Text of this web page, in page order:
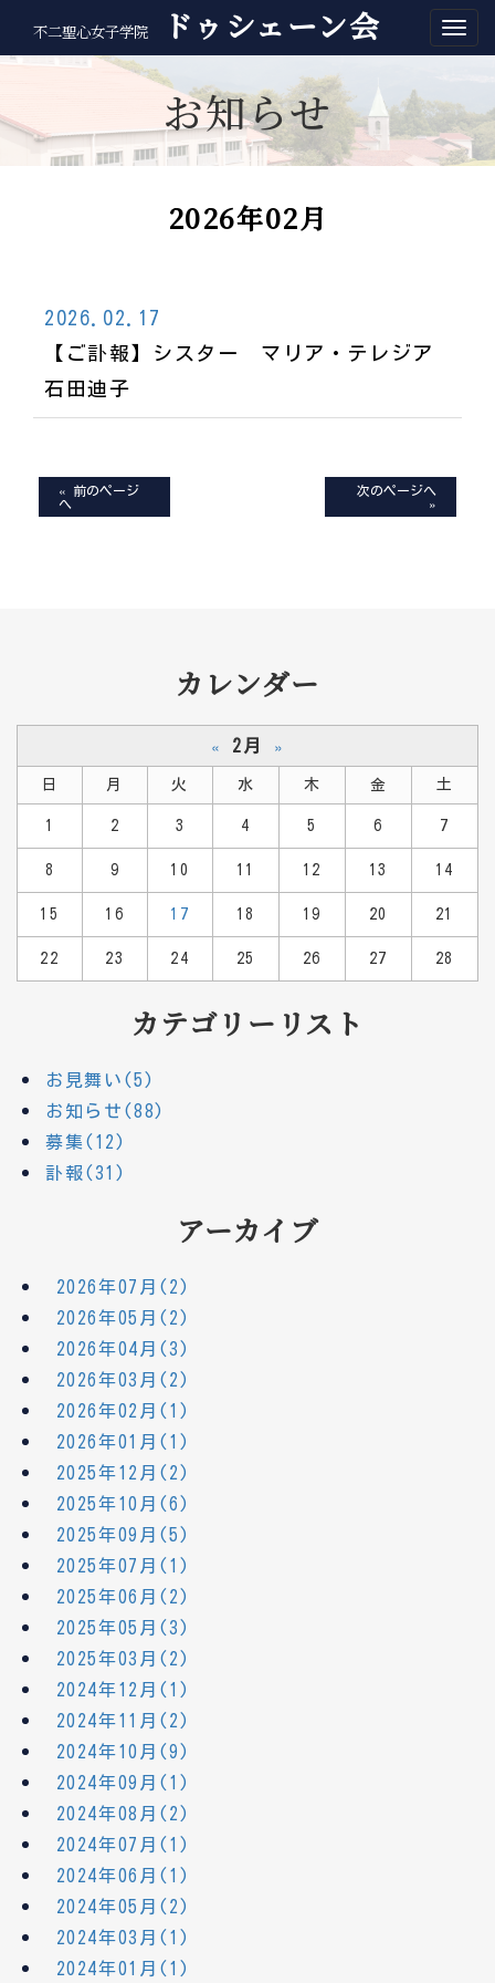
不二聖心女子学院 ドゥシェーン会
お知らせ
2026年02月
2026.02.17
【ご訃報】シスター マリア・テレジア
石田迪子
« 前のページ
へ
次のページへ
»
カレンダー
« 2月 »
日 月 火 水 木 金 土
1 2 3 4 5 6 7
8 9 10 11 12 13 14
15 16 17 18 19 20 21
22 23 24 25 26 27 28
カテゴリーリスト
お見舞い(5)
お知らせ(88)
募集(12)
訃報(31)
アーカイブ
2026年07月(2)
2026年05月(2)
2026年04月(3)
2026年03月(2)
2026年02月(1)
2026年01月(1)
2025年12月(2)
2025年10月(6)
2025年09月(5)
2025年07月(1)
2025年06月(2)
2025年05月(3)
2025年03月(2)
2024年12月(1)
2024年11月(2)
2024年10月(9)
2024年09月(1)
2024年08月(2)
2024年07月(1)
2024年06月(1)
2024年05月(2)
2024年03月(1)
2024年01月(1)